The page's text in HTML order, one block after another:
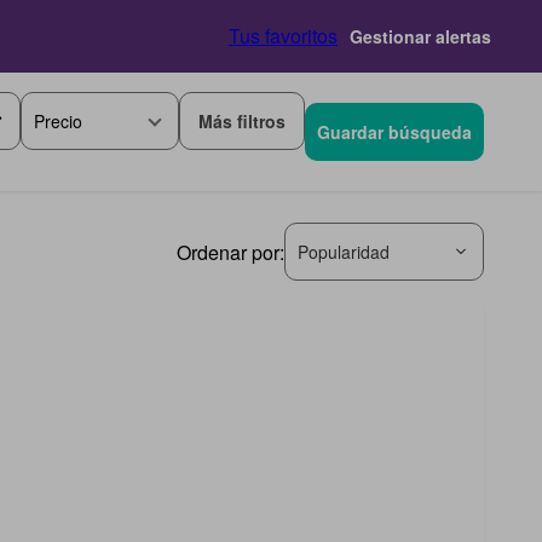
Tus favoritos Gestionar alertas
Precio Más filtros Guardar búsqueda
Ordenar por: Popularidad